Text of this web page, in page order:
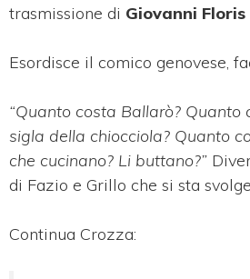
trasmissione di Giovanni Floris
Esordisce il comico genovese,
“Quanto costa Ballarò?
sigla della chiocciola? Quanto
che cucinano? Li buttano?”
di Fazio e Grillo che si sta
Continua Crozza: